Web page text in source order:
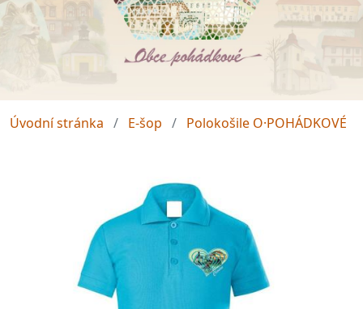
Úvodní stránka E-šop Polokošile O·POHÁDKOVÉ